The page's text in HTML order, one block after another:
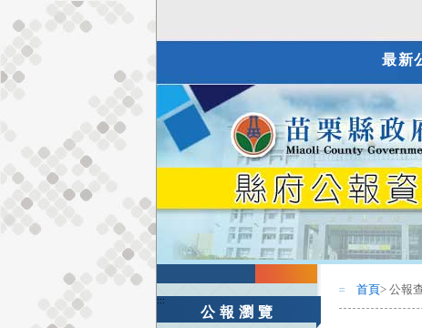
最新
:::
公報瀏覽
::: 首頁> 公報